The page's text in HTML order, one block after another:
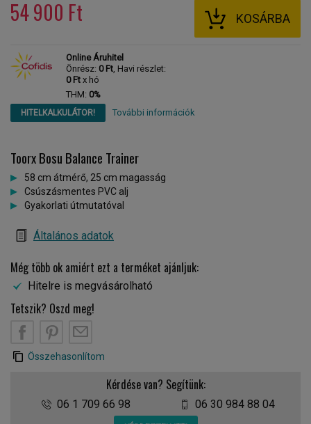
54 900 Ft KOSÁRBA
Online Áruhitel
Önrész: 0 Ft, Havi részlet:
0 Ft x hó
THM: 0%
HITELKALKULÁTOR! További információk
Toorx Bosu Balance Trainer
58 cm átmérő, 25 cm magasság
Csúszásmentes PVC alj
Gyakorlati útmutatóval
Általános adatok
Még több ok amiért ezt a terméket ajánljuk:
Hitelre is megvásárolható
Tetszik? Oszd meg!
Összehasonlítom
Kérdése van? Segítünk:
06 1 709 66 98 06 30 984 88 04